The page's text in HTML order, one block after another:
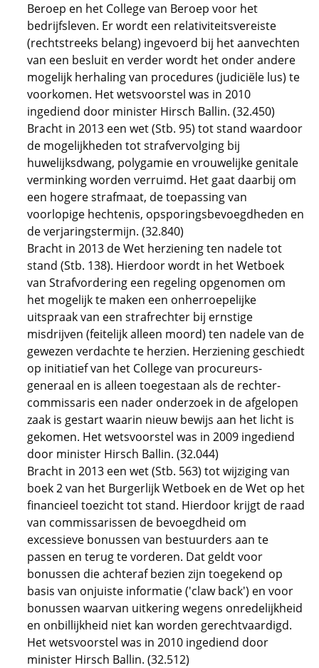
Beroep en het College van Beroep voor het
bedrijfsleven. Er wordt een relativiteitsvereiste
(rechtstreeks belang) ingevoerd bij het aanvechten
van een besluit en verder wordt het onder andere
mogelijk herhaling van procedures (judiciële lus) te
voorkomen. Het wetsvoorstel was in 2010
ingediend door minister Hirsch Ballin. (32.450)
Bracht in 2013 een wet (Stb. 95) tot stand waardoor
de mogelijkheden tot strafvervolging bij
huwelijksdwang, polygamie en vrouwelijke genitale
verminking worden verruimd. Het gaat daarbij om
een hogere strafmaat, de toepassing van
voorlopige hechtenis, opsporingsbevoegdheden en
de verjaringstermijn. (32.840)
Bracht in 2013 de Wet herziening ten nadele tot
stand (Stb. 138). Hierdoor wordt in het Wetboek
van Strafvordering een regeling opgenomen om
het mogelijk te maken een onherroepelijke
uitspraak van een strafrechter bij ernstige
misdrijven (feitelijk alleen moord) ten nadele van de
gewezen verdachte te herzien. Herziening geschiedt
op initiatief van het College van procureurs-
generaal en is alleen toegestaan als de rechter-
commissaris een nader onderzoek in de afgelopen
zaak is gestart waarin nieuw bewijs aan het licht is
gekomen. Het wetsvoorstel was in 2009 ingediend
door minister Hirsch Ballin. (32.044)
Bracht in 2013 een wet (Stb. 563) tot wijziging van
boek 2 van het Burgerlijk Wetboek en de Wet op het
financieel toezicht tot stand. Hierdoor krijgt de raad
van commissarissen de bevoegdheid om
excessieve bonussen van bestuurders aan te
passen en terug te vorderen. Dat geldt voor
bonussen die achteraf bezien zijn toegekend op
basis van onjuiste informatie ('claw back') en voor
bonussen waarvan uitkering wegens onredelijkheid
en onbillijkheid niet kan worden gerechtvaardigd.
Het wetsvoorstel was in 2010 ingediend door
minister Hirsch Ballin. (32.512)